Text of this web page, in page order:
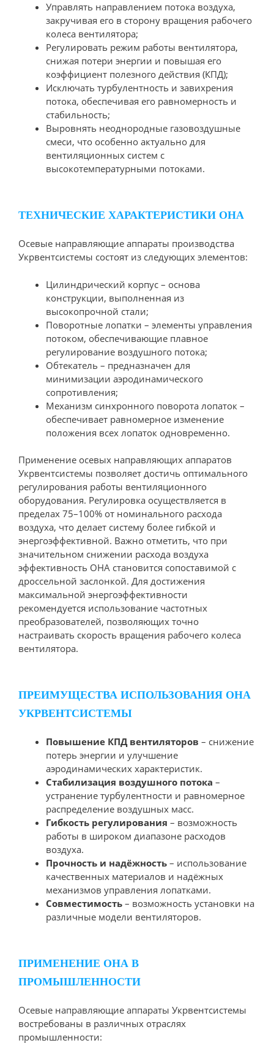
Управлять направлением потока воздуха,
закручивая его в сторону вращения рабочего
колеса вентилятора;
Регулировать режим работы вентилятора,
снижая потери энергии и повышая его
коэффициент полезного действия (КПД);
Исключать турбулентность и завихрения
потока, обеспечивая его равномерность и
стабильность;
Выровнять неоднородные газовоздушные
смеси, что особенно актуально для
вентиляционных систем с
высокотемпературными потоками.
ТЕХНИЧЕСКИЕ ХАРАКТЕРИСТИКИ ОНА
Осевые направляющие аппараты производства
Укрвентсистемы состоят из следующих элементов:
Цилиндрический корпус – основа
конструкции, выполненная из
высокопрочной стали;
Поворотные лопатки – элементы управления
потоком, обеспечивающие плавное
регулирование воздушного потока;
Обтекатель – предназначен для
минимизации аэродинамического
сопротивления;
Механизм синхронного поворота лопаток –
обеспечивает равномерное изменение
положения всех лопаток одновременно.
Применение осевых направляющих аппаратов
Укрвентсистемы позволяет достичь оптимального
регулирования работы вентиляционного
оборудования. Регулировка осуществляется в
пределах 75–100% от номинального расхода
воздуха, что делает систему более гибкой и
энергоэффективной. Важно отметить, что при
значительном снижении расхода воздуха
эффективность ОНА становится сопоставимой с
дроссельной заслонкой. Для достижения
максимальной энергоэффективности
рекомендуется использование частотных
преобразователей, позволяющих точно
настраивать скорость вращения рабочего колеса
вентилятора.
ПРЕИМУЩЕСТВА ИСПОЛЬЗОВАНИЯ ОНА
УКРВЕНТСИСТЕМЫ
Повышение КПД вентиляторов – снижение
потерь энергии и улучшение
аэродинамических характеристик.
Стабилизация воздушного потока –
устранение турбулентности и равномерное
распределение воздушных масс.
Гибкость регулирования – возможность
работы в широком диапазоне расходов
воздуха.
Прочность и надёжность – использование
качественных материалов и надёжных
механизмов управления лопатками.
Совместимость – возможность установки на
различные модели вентиляторов.
ПРИМЕНЕНИЕ ОНА В
ПРОМЫШЛЕННОСТИ
Осевые направляющие аппараты Укрвентсистемы
востребованы в различных отраслях
промышленности: